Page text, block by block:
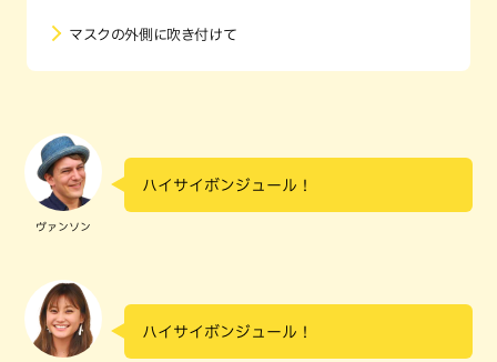
マスクの外側に吹き付けて
ヴァンソン
ハイサイボンジュール！
ハイサイボンジュール！